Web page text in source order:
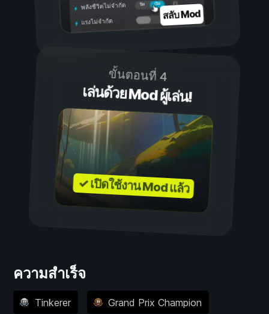
เปิด
ปิด
พลังชีวิตไม่จำกัด
แรงไม่จำกัด สลับ Mod
ขั้นตอนที่ 4
เล่นด้วย Mod ผู้เล่น!
✓ เปิดใช้งาน Mod แล้ว
ความสำเร็จ
Tinkerer Grand Prix Champion